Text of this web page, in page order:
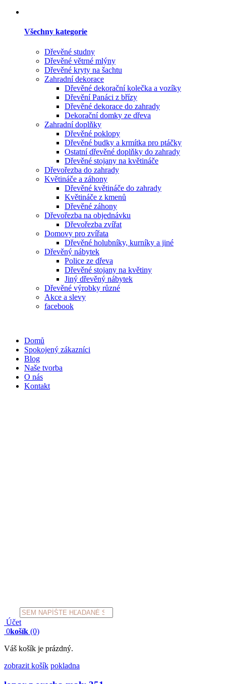
Všechny kategorie
Dřevěné studny
Dřevěné větrné mlýny
Dřevěné kryty na šachtu
Zahradní dekorace
Dřevěné dekorační kolečka a vozíky
Dřevění Panáci z břízy
Dřevěné dekorace do zahrady
Dekorační domky ze dřeva
Zahradní doplňky
Dřevěné poklopy
Dřevěné budky a krmítka pro ptáčky
Ostatní dřevěné doplňky do zahrady
Dřevěné stojany na květináče
Dřevořezba do zahrady
Květináče a záhony
Dřevěné květináče do zahrady
Květináče z kmenů
Dřevěné záhony
Dřevořezba na objednávku
Dřevořezba zvířat
Domovy pro zvířata
Dřevěné holubníky, kurníky a jiné
Dřevěný nábytek
Police ze dřeva
Dřevěné stojany na květiny
Jiný dřevěný nábytek
Dřevěné výrobky různé
Akce a slevy
facebook
Domů
Spokojený zákazníci
Blog
Naše tvorba
O nás
Kontakt
Products
search
Účet
0košík (0)
Váš košík je prázdný.
zobrazit košík pokladna